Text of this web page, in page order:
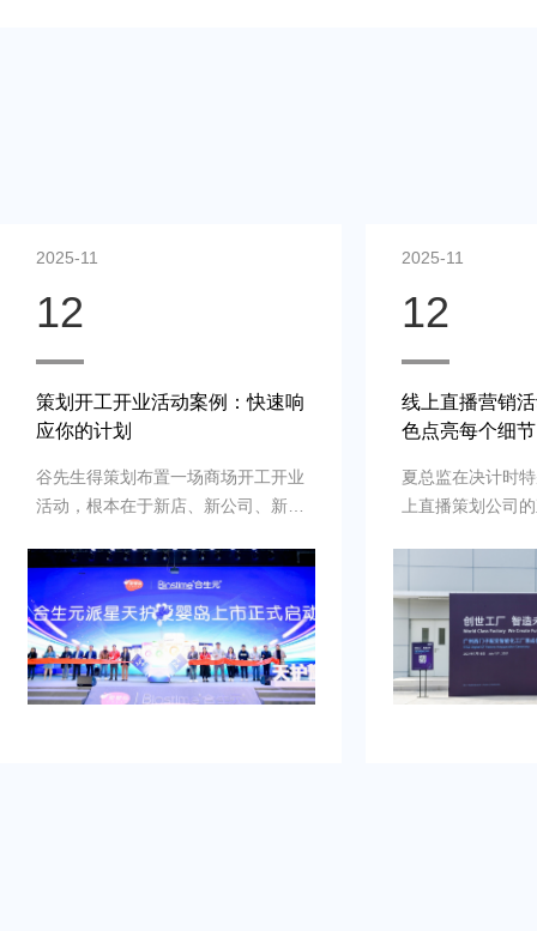
2025-11
12
策划开工开业活动案例：快速响
应你的计划
谷先生得策划布置一场商场开工开业
活动，根本在于新店、新公司、新品
并营造良好的品牌形象。再者得做
到：增加曝光度，吸引目标消费群
体，提高知名度，通过活动推动初期
销售。可是鉴于不具备充足的渠道和
资源进行大规模的市场推广。需要专
业的策划和执行来吸引目标人群，创
2025-11
12
线上直播营销
色点亮每个细节
夏总监在决计时
上直播策划公司
畅、观众参与符
有担心策划公司
经验不足，影响
需得慎重决计。